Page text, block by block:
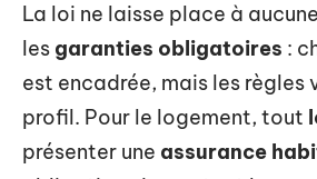
La loi ne laisse place à
les garanties obligatoires :
est encadrée, mais les règles
profil. Pour le logement, tout
présenter une assurance